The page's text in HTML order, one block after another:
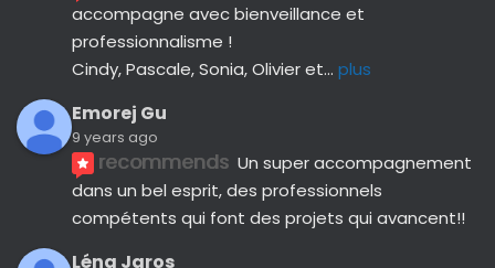
accompagne avec bienveillance et
professionnalisme !
Cindy, Pascale, Sonia, Olivier et... plus
Emorej Gu
9 years ago
recommends Un super accompagnement
dans un bel esprit, des professionnels
compétents qui font des projets qui avancent!!
Léna Jaros